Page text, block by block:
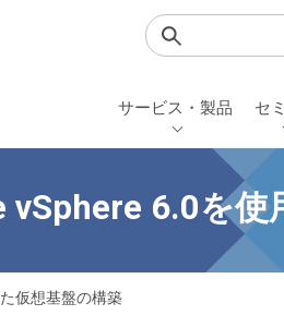
サービス・製品 セ
vSphere 6.0を使
仮想基盤の構築